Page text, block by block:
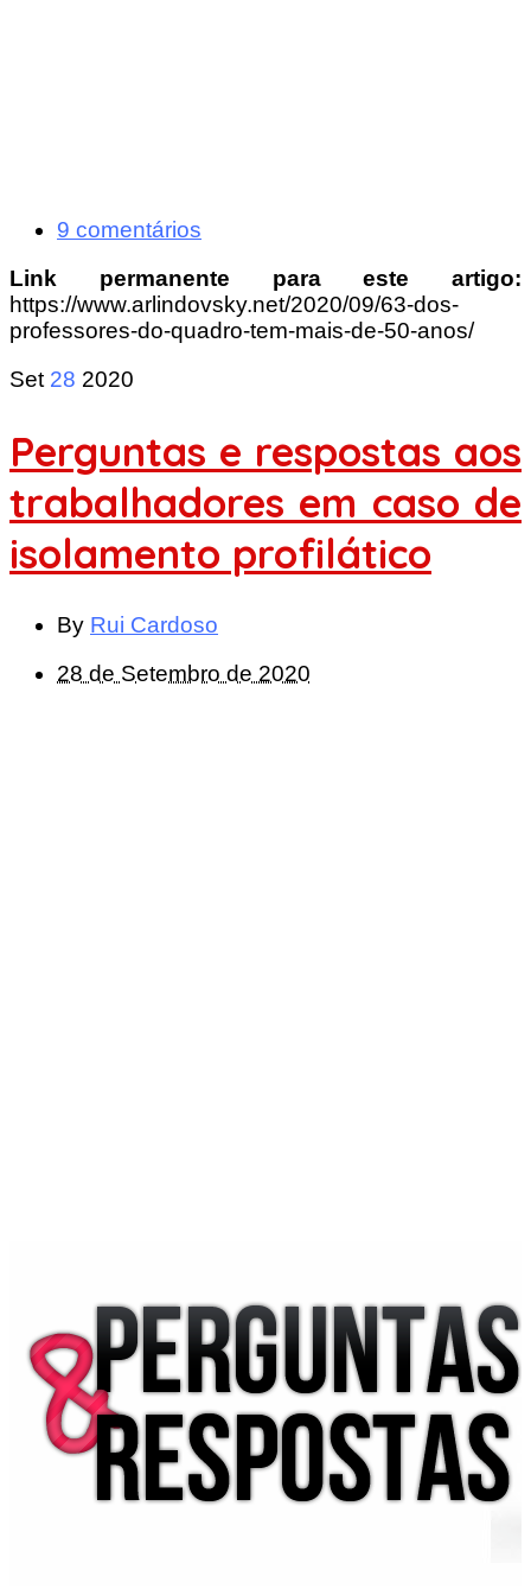
9 comentários
Link permanente para este artigo:
https://www.arlindovsky.net/2020/09/63-dos-
professores-do-quadro-tem-mais-de-50-anos/
Set 28 2020
Perguntas e respostas aos
trabalhadores em caso de
isolamento profilático
By Rui Cardoso
28 de Setembro de 2020